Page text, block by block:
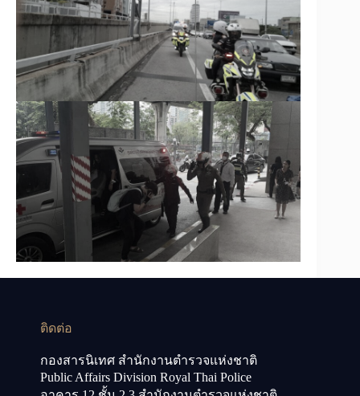
ติดต่อ
กองสารนิเทศ สำนักงานตำรวจแห่งชาติ
Public Affairs Division Royal Thai Police